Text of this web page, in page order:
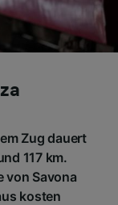
Zug dauert
117 km.
von Savona
kosten